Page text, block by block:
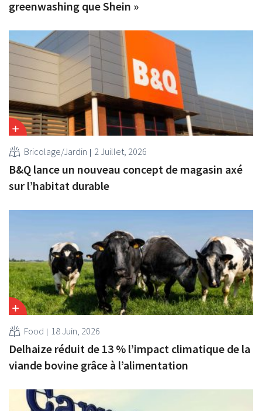
greenwashing que Shein »
Bricolage/Jardin 2 Juillet, 2026
B&Q lance un nouveau concept de magasin axé
sur l’habitat durable
Food 18 Juin, 2026
Delhaize réduit de 13 % l’impact climatique de la
viande bovine grâce à l’alimentation